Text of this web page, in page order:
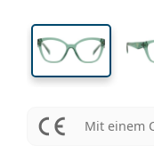
Mit einem